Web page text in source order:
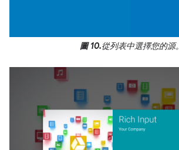
圖 10.從列表中選擇您的源。